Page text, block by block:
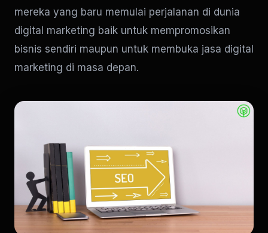
mereka yang baru memulai perjalanan di dunia
digital marketing baik untuk mempromosikan
bisnis sendiri maupun untuk membuka jasa digital
marketing di masa depan.